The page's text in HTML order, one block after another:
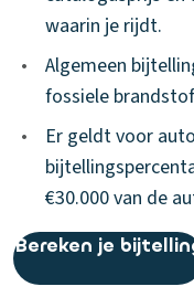
waarin je rijdt.
•
Algemeen
fossiele
•
Er geldt voor
€30.000 van de
Bereken je